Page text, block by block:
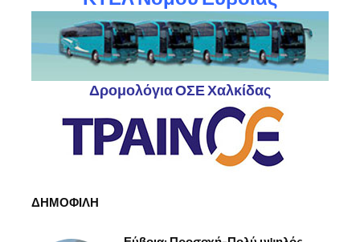
Δρομολόγια ΟΣΕ Χαλκίδας
ΔΗΜΟΦΙΛΗ